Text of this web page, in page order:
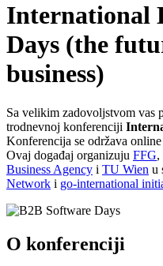
International
Days (the
business)
Sa velikim zadovoljstvom vas
trodnevnoj konferenciji
Konferencija se održava
Ovaj događaj organizuju FFG,
Business Agency i TU Wien u
Network i go-international
O konferenciji